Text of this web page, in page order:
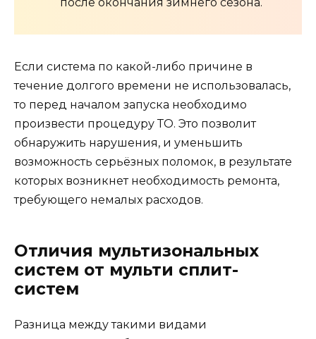
Если система по какой-либо причине в
течение долгого времени не использовалась,
то перед началом запуска необходимо
произвести процедуру ТО. Это позволит
обнаружить нарушения, и уменьшить
возможность серьёзных поломок, в результате
которых возникнет необходимость ремонта,
требующего немалых расходов.
Отличия мультизональных
систем от мульти сплит-
систем
Разница между такими видами